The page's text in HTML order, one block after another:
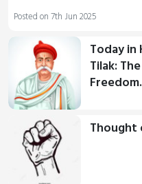
Posted on 7th Jun 2025
Today in
Tilak:
Thought